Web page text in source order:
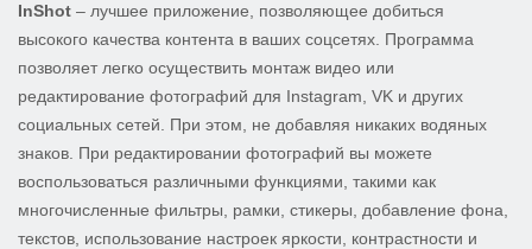
InShot – лучшее приложение, позволяющее добиться
высокого качества контента в ваших соцсетях. Программа
позволяет легко осуществить монтаж видео или
редактирование фотографий для Instagram, VK и других
социальных сетей. При этом, не добавляя никаких водяных
знаков. При редактировании фотографий вы можете
воспользоваться различными функциями, такими как
многочисленные фильтры, рамки, стикеры, добавление фона,
текстов, использование настроек яркости, контрастности и